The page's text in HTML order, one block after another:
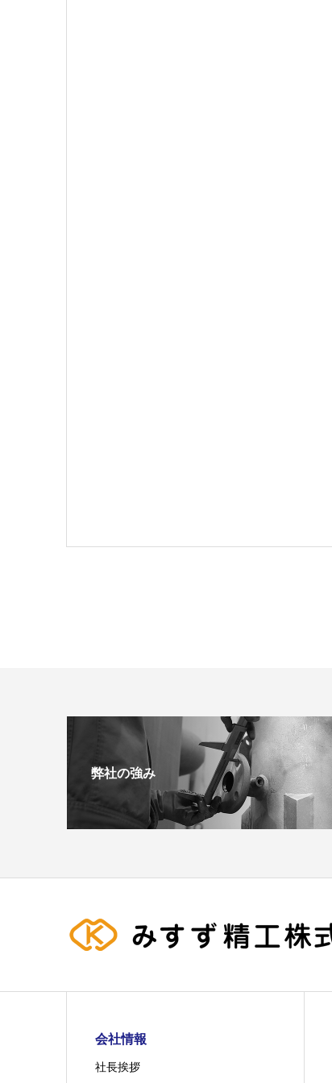
弊社の強み
会社情報
社長挨拶